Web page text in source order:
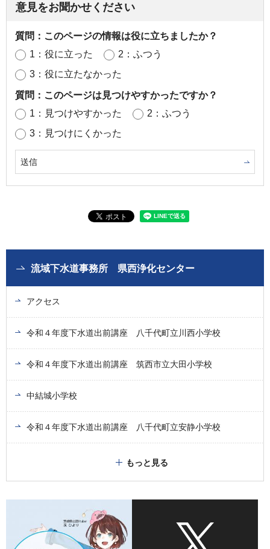
意見をお聞かせください
質問：このページの情報は役に立ちましたか？
1：役に立った
2：ふつう
3：役に立たなかった
質問：このページは見つけやすかったですか？
1：見つけやすかった
2：ふつう
3：見つけにくかった
流域下水道事務所 県西浄化センター
アクセス
令和４年度下水道出前講座 八千代町立川西小学校
令和４年度下水道出前講座 筑西市立大田小学校
中結城小学校
令和４年度下水道出前講座 八千代町立安静小学校
もっと見る